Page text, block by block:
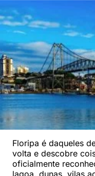
Floripa é daqueles
volta e descobre
oficialmente